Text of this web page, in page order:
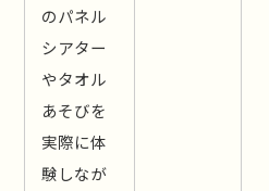
のパネル
シアター
やタオル
あそびを
実際に体
験しなが